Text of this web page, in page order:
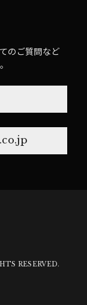
のご質問など
RESERVED.